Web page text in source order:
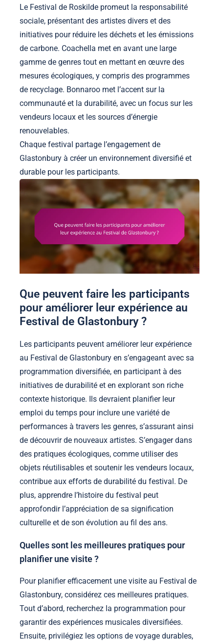
Le Festival de Roskilde promeut la responsabilité
sociale, présentant des artistes divers et des
initiatives pour réduire les déchets et les émissions
de carbone. Coachella met en avant une large
gamme de genres tout en mettant en œuvre des
mesures écologiques, y compris des programmes
de recyclage. Bonnaroo met l’accent sur la
communauté et la durabilité, avec un focus sur les
vendeurs locaux et les sources d’énergie
renouvelables.
Chaque festival partage l’engagement de
Glastonbury à créer un environnement diversifié et
durable pour les participants.
Que peuvent faire les participants
pour améliorer leur expérience au
Festival de Glastonbury ?
Les participants peuvent améliorer leur expérience
au Festival de Glastonbury en s’engageant avec sa
programmation diversifiée, en participant à des
initiatives de durabilité et en explorant son riche
contexte historique. Ils devraient planifier leur
emploi du temps pour inclure une variété de
performances à travers les genres, s’assurant ainsi
de découvrir de nouveaux artistes. S’engager dans
des pratiques écologiques, comme utiliser des
objets réutilisables et soutenir les vendeurs locaux,
contribue aux efforts de durabilité du festival. De
plus, apprendre l’histoire du festival peut
approfondir l’appréciation de sa signification
culturelle et de son évolution au fil des ans.
Quelles sont les meilleures pratiques pour
planifier une visite ?
Pour planifier efficacement une visite au Festival de
Glastonbury, considérez ces meilleures pratiques.
Tout d’abord, recherchez la programmation pour
garantir des expériences musicales diversifiées.
Ensuite, privilégiez les options de voyage durables,